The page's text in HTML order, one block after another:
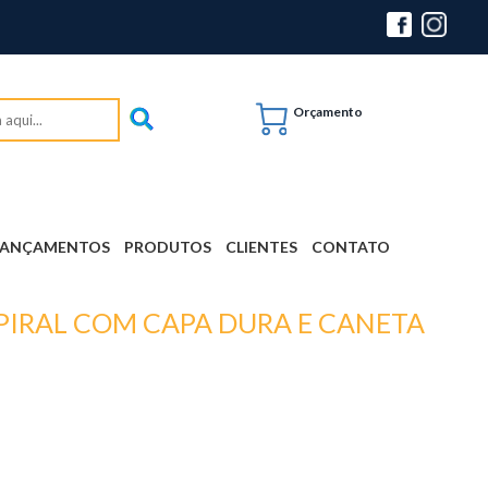
Orçamento
PRODUTOS CLIENTES CONTATO
COM CAPA DURA E CANETA